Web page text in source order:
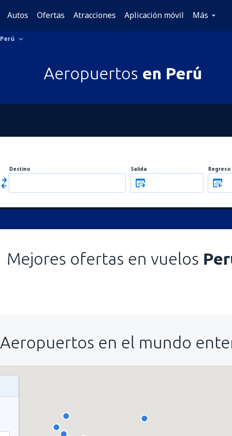
Autos Ofertas Atracciones Aplicación móvil Más
Perú
Aeropuertos en Perú
Destino Salida Regreso
Mejores ofertas en vuelos
Aeropuertos en el mundo